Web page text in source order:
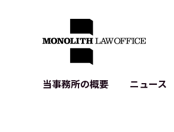
当事務所の概要 ニュース